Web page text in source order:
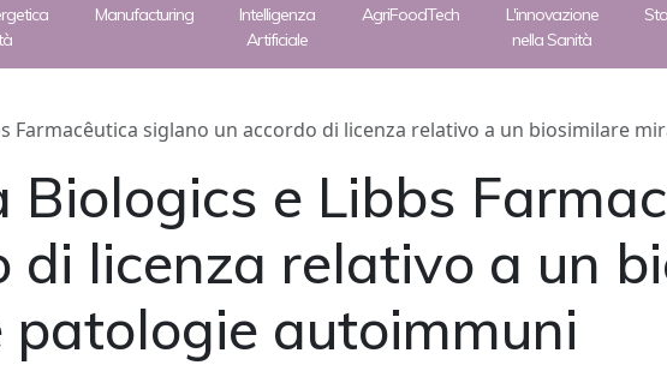
Manufacturing
Intelligenza
Artificiale
AgriFoodTech
L'innovazione
nella Sanità
Farmacêutica siglano un accordo di licenza relativo a un biosimilare
Biologics e Libbs
di licenza relativo a un
autoimmuni